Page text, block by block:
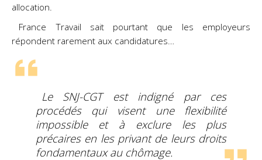
allocation.
France Travail sait pourtant que les employeurs
répondent rarement aux candidatures…
Le SNJ-CGT est indigné par ces
procédés qui visent une flexibilité
impossible et à exclure les plus
précaires en les privant de leurs droits
fondamentaux au chômage.